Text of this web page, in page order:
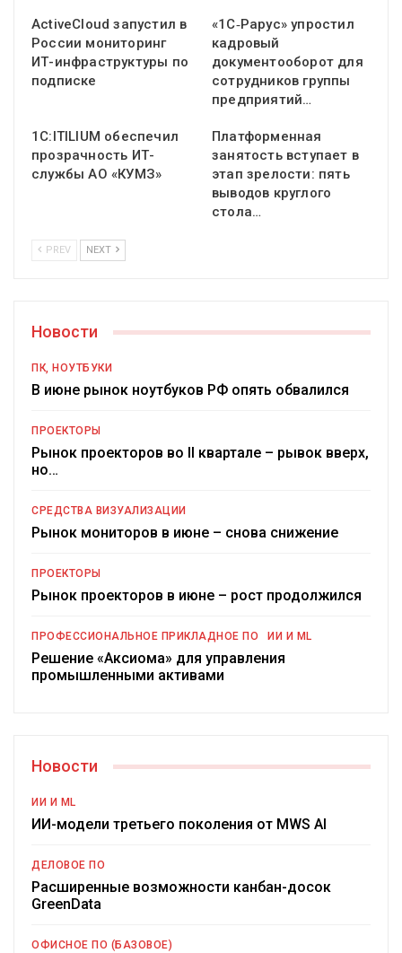
ActiveCloud запустил в
России мониторинг
ИТ-инфраструктуры по
подписке
«1С‑Рарус» упростил
кадровый
документооборот для
сотрудников группы
предприятий…
1С:ITILIUM обеспечил
прозрачность ИТ-
службы АО «КУМЗ»
Платформенная
занятость вступает в
этап зрелости: пять
выводов круглого
стола…
PREV NEXT
Новости
ПК, НОУТБУКИ
В июне рынок ноутбуков РФ опять обвалился
ПРОЕКТОРЫ
Рынок проекторов во II квартале – рывок вверх,
но…
СРЕДСТВА ВИЗУАЛИЗАЦИИ
Рынок мониторов в июне – снова снижение
ПРОЕКТОРЫ
Рынок проекторов в июне – рост продолжился
ПРОФЕССИОНАЛЬНОЕ ПРИКЛАДНОЕ ПО ИИ И ML
Решение «Аксиома» для управления
промышленными активами
Новости
ИИ И ML
ИИ-модели третьего поколения от MWS AI
ДЕЛОВОЕ ПО
Расширенные возможности канбан-досок
GreenData
ОФИСНОЕ ПО (БАЗОВОЕ)